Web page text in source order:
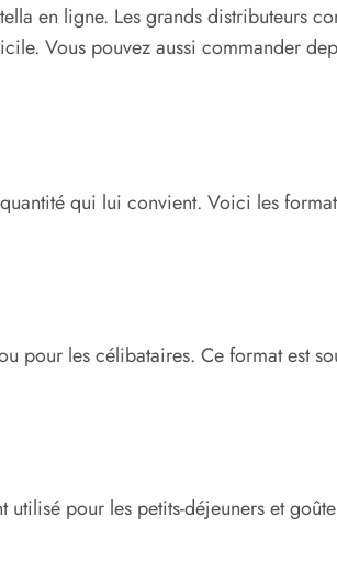
en ligne. Les grands distributeurs
Vous pouvez aussi commander
qui lui convient. Voici les
pour les célibataires. Ce format est
utilisé pour les petits-déjeuners et